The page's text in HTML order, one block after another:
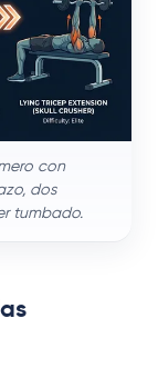
con
dos
tumbado.